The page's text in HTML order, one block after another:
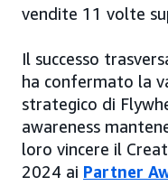
vendite 11 volte
Il successo
ha confermato la
strategico di
awareness
loro vincere il
2024 ai Partner